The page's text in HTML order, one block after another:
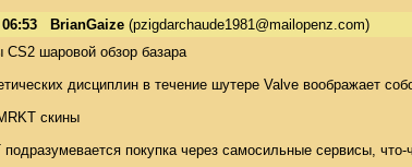
BrianGaize (pzigdarchaude1981@mailopenz.com)
CS2 шаровой обзор базара
дисциплин в течение шутере Valve воображает
скины
подразумевается покупка через самосильные сервисы,